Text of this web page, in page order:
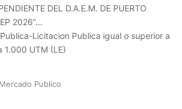
DEL D.A.E.M. DE PUERTO
2026”...
Publica-Licitacion Publica igual o superior a
1.000 UTM (LE)
Publico